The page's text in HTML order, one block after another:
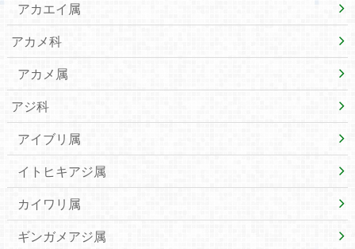
アカエイ属
アカメ科
アカメ属
アジ科
アイブリ属
イトヒキアジ属
カイワリ属
ギンガメアジ属